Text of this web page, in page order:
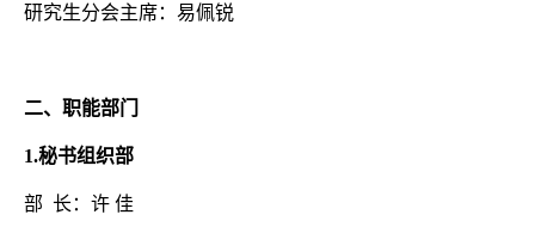
研究生分会主席：易佩锐
二、职能部门
1.秘书组织部
部 长：许 佳